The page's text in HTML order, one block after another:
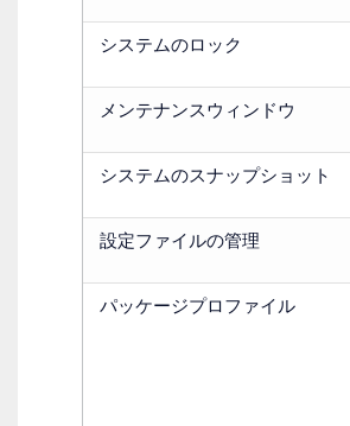
システムのロック
メンテナンスウィンドウ
システムのスナップショット
設定ファイルの管理
パッケージプロファイル